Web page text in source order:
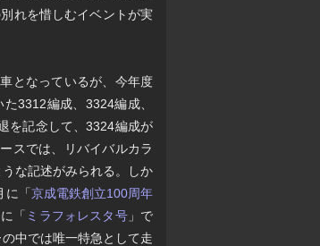
れを惜しむイベントが実
となっているが、今年度
3312編成、3324編成、
を記念して、3324編成が
スでは、リバイバルカラ
な記述がみられる。しか
に「京成電鉄創立100周年
「 ミラフォレスタ号」で
中では唯一特急として走